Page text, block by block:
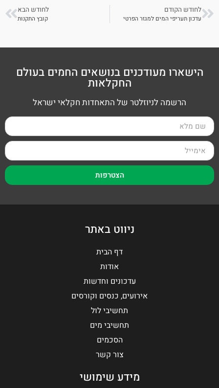
לחודש הקודם
עדכון תעריפי המים למגזר הפרטי
לחודש הבא
קובץ התקנות
הישארו מעודכנים בנושאים החמים בעולם
החקלאות
הרשמה לניוזלטר של התאחדות חקלאי ישראל
הצטרפות
ניווט באתר
דף הבית
אודות
עדכונים וחדשות
אירועים, כנסים וקורסים
תחשיבי לול
תחשיבי מים
הסכמים
צור קשר
מידע שימושי